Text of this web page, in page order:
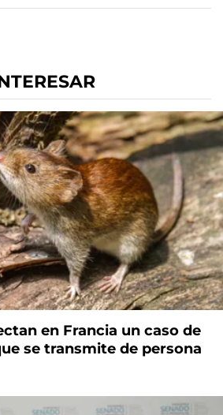
en Francia un caso de
se transmite de persona